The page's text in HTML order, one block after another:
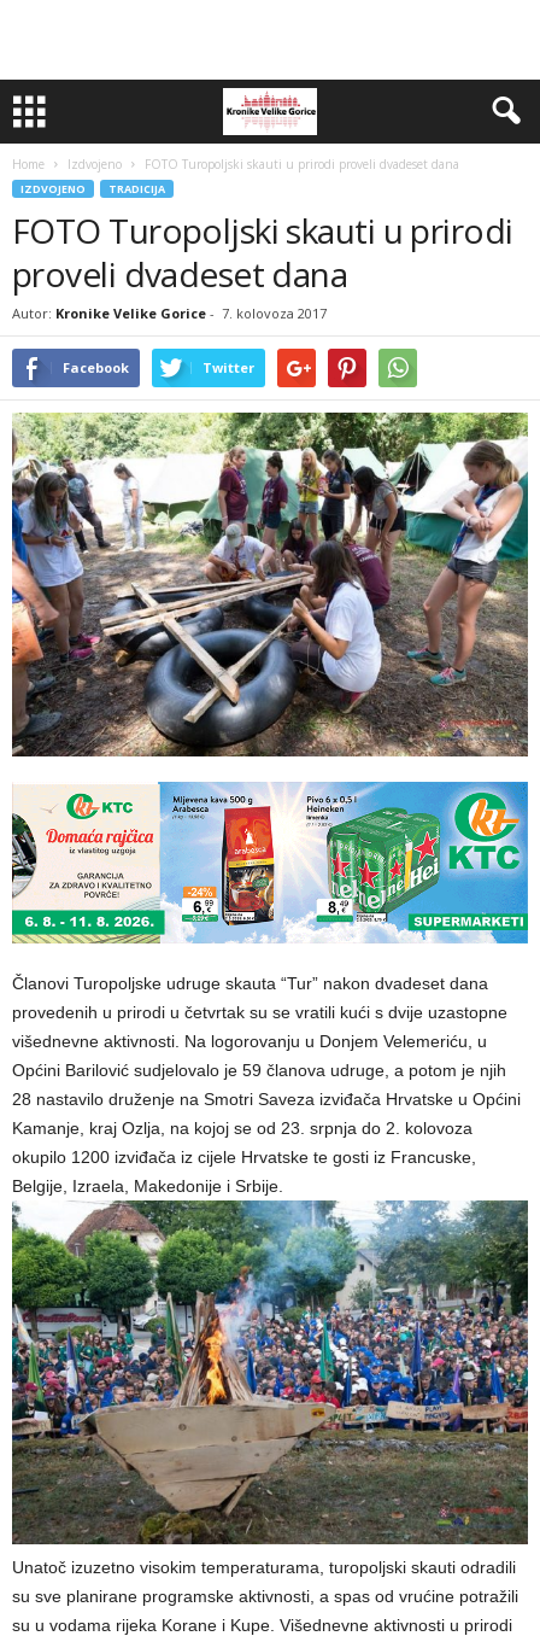
Home Izdvojeno FOTO Turopoljski skauti u prirodi proveli dvadeset dana
IZDVOJENO TRADICIJA
FOTO Turopoljski skauti u prirodi
proveli dvadeset dana
Autor: Kronike Velike Gorice - 7. kolovoza 2017
Facebook Twitter
Članovi Turopoljske udruge skauta “Tur” nakon dvadeset dana
provedenih u prirodi u četvrtak su se vratili kući s dvije uzastopne
višednevne aktivnosti. Na logorovanju u Donjem Velemeriću, u
Općini Barilović sudjelovalo je 59 članova udruge, a potom je njih
28 nastavilo druženje na Smotri Saveza izviđača Hrvatske u Općini
Kamanje, kraj Ozlja, na kojoj se od 23. srpnja do 2. kolovoza
okupilo 1200 izviđača iz cijele Hrvatske te gosti iz Francuske,
Belgije, Izraela, Makedonije i Srbije.
Unatoč izuzetno visokim temperaturama, turopoljski skauti odradili
su sve planirane programske aktivnosti, a spas od vrućine potražili
su u vodama rijeka Korane i Kupe. Višednevne aktivnosti u prirodi